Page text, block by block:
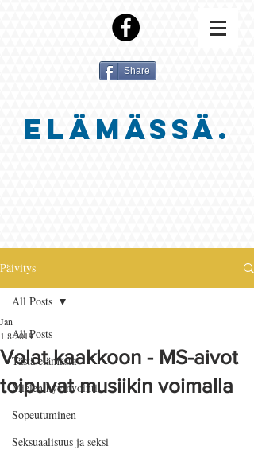
Share
ELÄMÄSSÄ.
Päivitys
All Posts
Tästä elämästä
Mielen hyvinvointi
Sopeutuminen
Seksuaalisuus ja seksi
All Posts
Volat kaakkoon - MS-aivot
toipuvat musiikin voimalla
Jan
1.8.2019